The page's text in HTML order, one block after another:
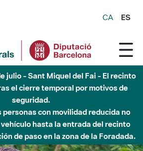
CA ES
julio - Sant Miquel del Fai - El recinto
el cierre temporal por motivos de
seguridad.
personas con movilidad reducida no
hasta la entrada del recinto
de paso en la zona de la Foradada.